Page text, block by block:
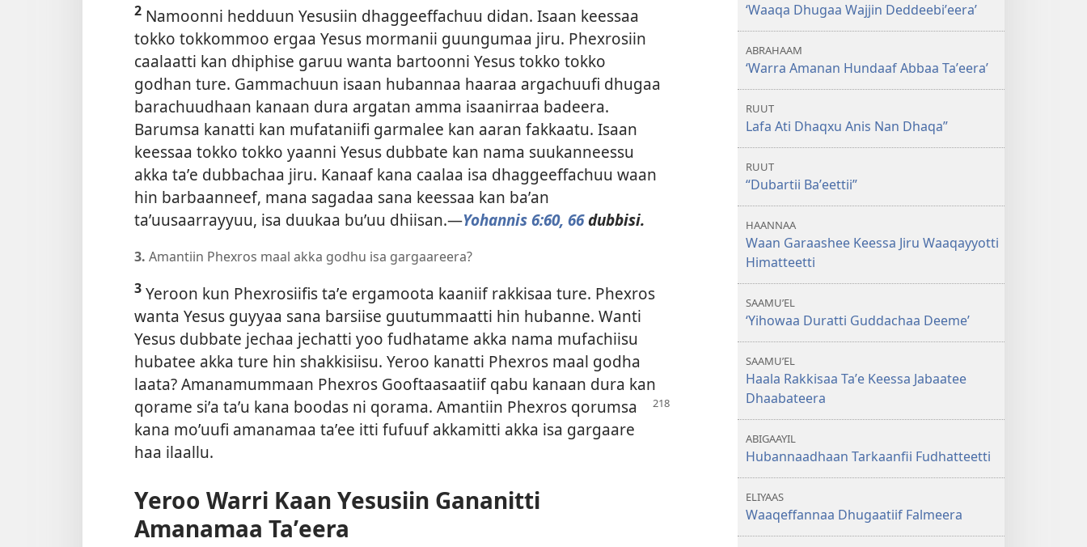
2 Namoonni hedduun Yesusiin dhaggeeffachuu didan. Isaan keessaa
tokko tokkommoo ergaa Yesus mormanii guungumaa jiru. Phexrosiin
caalaatti kan dhiphise garuu wanta bartoonni Yesus tokko tokko
godhan ture. Gammachuun isaan hubannaa haaraa argachuufi dhugaa
barachuudhaan kanaan dura argatan amma isaanirraa badeera.
Barumsa kanatti kan mufataniifi garmalee kan aaran fakkaatu. Isaan
keessaa tokko tokko yaanni Yesus dubbate kan nama suukanneessu
akka taʼe dubbachaa jiru. Kanaaf kana caalaa isa dhaggeeffachuu waan
hin barbaanneef, mana sagadaa sana keessaa kan baʼan
taʼuusaarrayyuu, isa duukaa buʼuu dhiisan.—Yohannis 6:60, 66dubbisi.
3. Amantiin Phexros maal akka godhu isa gargaareera?
3 Yeroon kun Phexrosiifis taʼe ergamoota kaaniif rakkisaa ture. Phexros
wanta Yesus guyyaa sana barsiise guutummaatti hin hubanne. Wanti
Yesus dubbate jechaa jechatti yoo fudhatame akka nama mufachiisu
hubatee akka ture hin shakkisiisu. Yeroo kanatti Phexros maal godha
laata? Amanamummaan Phexros Gooftaasaatiif qabu kanaan dura kan
qorame siʼa taʼu kana boodas ni qorama. Amantiin Phexros qorumsa
kana moʼuufi amanamaa taʼee itti fufuuf akkamitti akka isa gargaare
haa ilaallu.
Yeroo Warri Kaan Yesusiin Gananitti
Amanamaa Taʼeera
‘Waaqa Dhugaa Wajjin Deddeebiʼeera’
ABRAHAAM
‘Warra Amanan Hundaaf Abbaa Taʼeera’
RUUT
Lafa Ati Dhaqxu Anis Nan Dhaqa”
RUUT
“Dubartii Baʼeettii”
HAANNAA
Waan Garaashee Keessa Jiru Waaqayyotti
Himatteetti
SAAMUʼEL
‘Yihowaa Duratti Guddachaa Deeme’
SAAMUʼEL
Haala Rakkisaa Taʼe Keessa Jabaatee
Dhaabateera
ABIGAAYIL
Hubannaadhaan Tarkaanfii Fudhatteetti
ELIYAAS
Waaqeffannaa Dhugaatiif Falmeera